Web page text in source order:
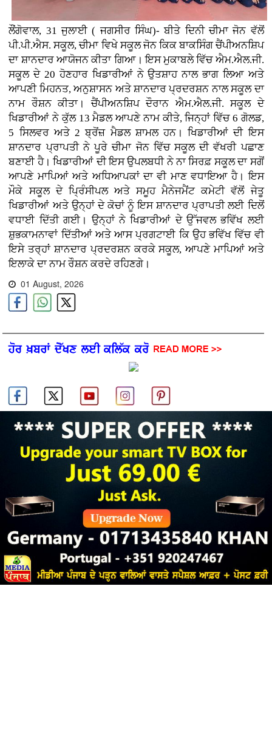
ਲੌਂਗੋਵਾਲ, 31 ਜੁਲਾਈ ( ਜਗਸੀਰ ਸਿੰਘ)- ਬੀਤੇ ਦਿਨੀ ਚੀਮਾ ਜੋਨ ਵੱਲੋਂ
ਪੀ.ਪੀ.ਐਸ. ਸਕੂਲ, ਚੀਮਾ ਵਿਖੇ ਸਕੂਲ ਜੋਨ ਕਿਕ ਬਾਕਸਿੰਗ ਚੈਂਪੀਅਨਸ਼ਿਪ
ਦਾ ਸ਼ਾਨਦਾਰ ਆਯੋਜਨ ਕੀਤਾ ਗਿਆ। ਇਸ ਮੁਕਾਬਲੇ ਵਿੱਚ ਐਮ.ਐਲ.ਜੀ.
ਸਕੂਲ ਦੇ 20 ਹੋਣਹਾਰ ਖਿਡਾਰੀਆਂ ਨੇ ਉਤਸ਼ਾਹ ਨਾਲ ਭਾਗ ਲਿਆ ਅਤੇ
ਆਪਣੀ ਮਿਹਨਤ, ਅਨੁਸ਼ਾਸਨ ਅਤੇ ਸ਼ਾਨਦਾਰ ਪ੍ਰਦਰਸ਼ਨ ਨਾਲ ਸਕੂਲ ਦਾ
ਨਾਮ ਰੌਸ਼ਨ ਕੀਤਾ। ਚੈਂਪੀਅਨਸ਼ਿਪ ਦੌਰਾਨ ਐਮ.ਐਲ.ਜੀ. ਸਕੂਲ ਦੇ
ਖਿਡਾਰੀਆਂ ਨੇ ਕੁੱਲ 13 ਮੈਡਲ ਆਪਣੇ ਨਾਮ ਕੀਤੇ, ਜਿਨ੍ਹਾਂ ਵਿੱਚ 6 ਗੋਲਡ,
5 ਸਿਲਵਰ ਅਤੇ 2 ਬ੍ਰੋਂਜ਼ ਮੈਡਲ ਸ਼ਾਮਲ ਹਨ। ਖਿਡਾਰੀਆਂ ਦੀ ਇਸ
ਸ਼ਾਨਦਾਰ ਪ੍ਰਾਪਤੀ ਨੇ ਪੂਰੇ ਚੀਮਾ ਜੋਨ ਵਿੱਚ ਸਕੂਲ ਦੀ ਵੱਖਰੀ ਪਛਾਣ
ਬਣਾਈ ਹੈ। ਖਿਡਾਰੀਆਂ ਦੀ ਇਸ ਉਪਲਬਧੀ ਨੇ ਨਾ ਸਿਰਫ਼ ਸਕੂਲ ਦਾ ਸਗੋਂ
ਆਪਣੇ ਮਾਪਿਆਂ ਅਤੇ ਅਧਿਆਪਕਾਂ ਦਾ ਵੀ ਮਾਣ ਵਧਾਇਆ ਹੈ। ਇਸ
ਮੌਕੇ ਸਕੂਲ ਦੇ ਪ੍ਰਿੰਸੀਪਲ ਅਤੇ ਸਮੂਹ ਮੈਨੇਜਮੈਂਟ ਕਮੇਟੀ ਵੱਲੋਂ ਜੇਤੂ
ਖਿਡਾਰੀਆਂ ਅਤੇ ਉਨ੍ਹਾਂ ਦੇ ਕੋਚਾਂ ਨੂੰ ਇਸ ਸ਼ਾਨਦਾਰ ਪ੍ਰਾਪਤੀ ਲਈ ਦਿਲੋਂ
ਵਧਾਈ ਦਿੱਤੀ ਗਈ। ਉਨ੍ਹਾਂ ਨੇ ਖਿਡਾਰੀਆਂ ਦੇ ਉੱਜਵਲ ਭਵਿੱਖ ਲਈ
ਸ਼ੁਭਕਾਮਨਾਵਾਂ ਦਿੱਤੀਆਂ ਅਤੇ ਆਸ ਪ੍ਰਗਟਾਈ ਕਿ ਉਹ ਭਵਿੱਖ ਵਿੱਚ ਵੀ
ਇਸੇ ਤਰ੍ਹਾਂ ਸ਼ਾਨਦਾਰ ਪ੍ਰਦਰਸ਼ਨ ਕਰਕੇ ਸਕੂਲ, ਆਪਣੇ ਮਾਪਿਆਂ ਅਤੇ
ਇਲਾਕੇ ਦਾ ਨਾਮ ਰੌਸ਼ਨ ਕਰਦੇ ਰਹਿਣਗੇ।
01 August, 2026